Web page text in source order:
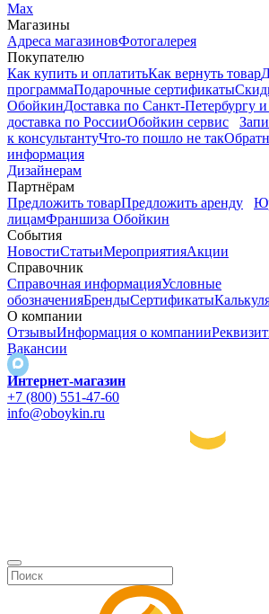
Max
Магазины
Адреса магазиновФотогалерея
Покупателю
Как купить и оплатитьКак вернуть товар
программаПодарочные сертификаты
ОбойкинДоставка по Санкт-Петербургу
доставка по РоссииОбойкин сервис
к консультантуЧто-то пошло не так
информация
Дизайнерам
Партнёрам
Предложить товарПредложить аренду
лицамФраншиза Обойкин
События
НовостиСтатьиМероприятияАкции
Справочник
Справочная информацияУсловные
обозначенияБрендыСертификаты
О компании
ОтзывыИнформация о компании
Вакансии
Интернет-магазин
+7 (800) 551-47-60
info@oboykin.ru